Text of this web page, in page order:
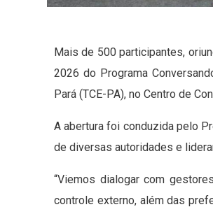
Mais de 500 participantes,
2026 do Programa
Pará (TCE-PA), no Centro de
A abertura foi conduzida pelo
de diversas autoridades e
“Viemos dialogar com
controle externo, além das